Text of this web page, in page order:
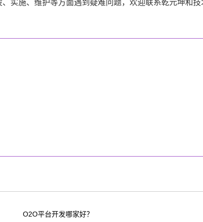
、实施、维护等方面遇到疑难问题，欢迎联系乾元坤和技
O2O平台开发哪家好？